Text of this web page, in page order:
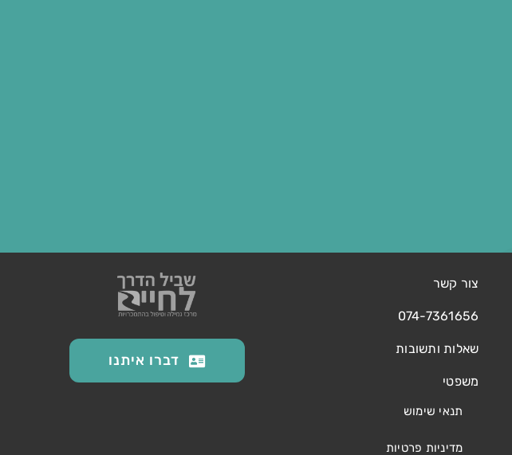
צור קשר
074-7361656
שאלות ותשובות
משפטי
תנאי שימוש
מדיניות פרטיות
דברו איתנו